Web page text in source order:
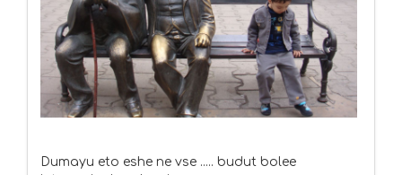
Dumayu eto eshe ne vse ..... budut bolee